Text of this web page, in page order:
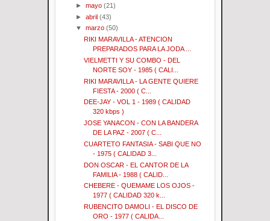
►mayo (21)
►abril (43)
▼marzo (50)
RIKI MARAVILLA - ATENCION
PREPARADOS PARA LA JODA ...
VIELMETTI Y SU COMBO - DEL
NORTE SOY - 1985 ( CALI...
RIKI MARAVILLA - LA GENTE QUIERE
FIESTA - 2000 ( C...
DEE-JAY - VOL 1 - 1989 ( CALIDAD
320 kbps )
JOSE YANACON - CON LA BANDERA
DE LA PAZ - 2007 ( C...
CUARTETO FANTASIA - SABI QUE NO
- 1975 ( CALIDAD 3...
DON OSCAR - EL CANTOR DE LA
FAMILIA - 1988 ( CALID...
CHEBERE - QUEMAME LOS OJOS -
1977 ( CALIDAD 320 k...
RUBENCITO DAMOLI - EL DISCO DE
ORO - 1977 ( CALIDA...